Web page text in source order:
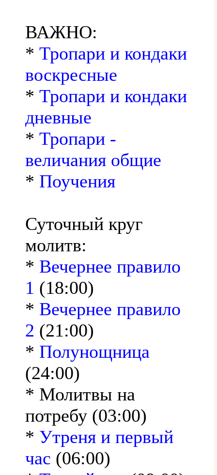
ВАЖНО:
* Тропари и кондаки
воскресные
* Тропари и кондаки
дневные
* Тропари -
величания общие
* Поучения
Суточный круг
молитв:
* Вечернее правило
1 (18:00)
* Вечернее правило
2 (21:00)
* Полунощница
(24:00)
* Молитвы на
потребу (03:00)
* Утреня и первый
час (06:00)